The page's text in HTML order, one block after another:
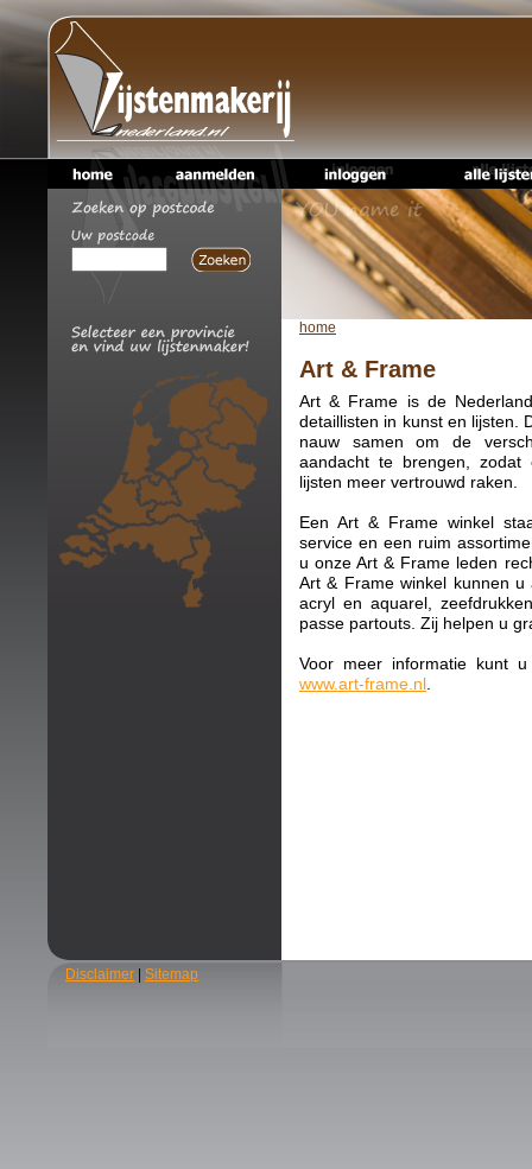
home
Art & Frame
Art & Frame is de
detaillisten in kunst en lijsten.
nauw samen om de
aandacht te brengen,
lijsten meer vertrouwd raken.
Een Art & Frame winkel
service en een ruim
u onze Art & Frame leden
Art & Frame winkel kunnen u
acryl en aquarel,
passe partouts. Zij helpen u
Voor meer informatie kunt
www.art-frame.nl
Disclaimer Sitemap